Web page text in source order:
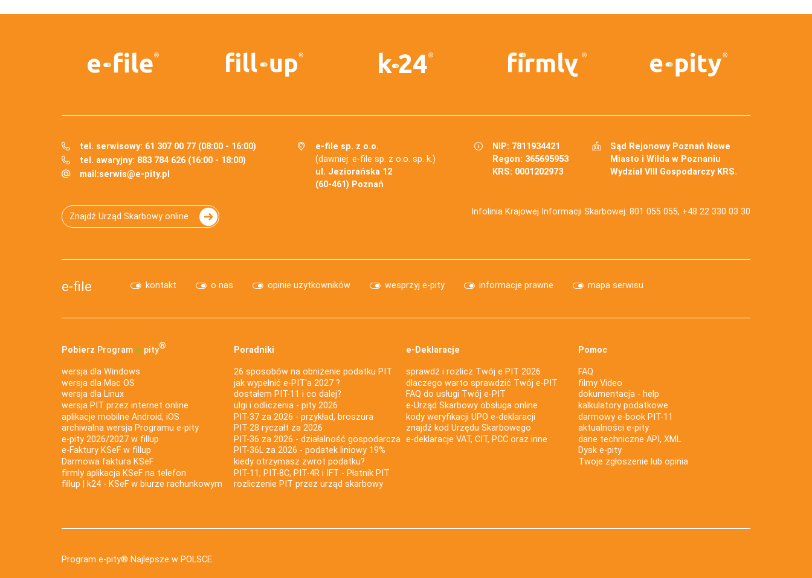
tel. serwisowy: 61 307 00 77 (08:00 - 16:00)
tel. awaryjny: 883 784 626 (16:00 - 18:00)
mail:serwis@e-pity.pl
e-file sp. z o.o.
(dawniej: e-file sp. z o.o. sp. k.)
ul. Jeziorańska 12
(60-461) Poznań
NIP: 7811934421
Regon: 365695953
KRS: 0001202973
Sąd Rejonowy Poznań Nowe
Miasto i Wilda w Poznaniu
Wydział VIII Gospodarczy KRS.
Znajdź Urząd Skarbowy online Infolinia Krajowej Informacji Skarbowej: 801 055 055, +48 22 330 03 30
e-file kontakt o nas opinie użytkowników wesprzyj e-pity informacje prawne mapa serwisu
Pobierz Program e‑pity®
wersja dla Windows
wersja dla Mac OS
wersja dla Linux
wersja PIT przez internet online
aplikacje mobilne Android, iOS
archiwalna wersja Programu e-pity
e-pity 2026/2027 w fillup
e‑Faktury KSeF w fillup
Darmowa faktura KSeF
firmly aplikacja KSeF na telefon
fillup | k24 - KSeF w biurze rachunkowym
Poradniki
26 sposobów na obniżenie podatku PIT
jak wypełnić e-PIT'a 2027 ?
dostałem PIT-11 i co dalej?
ulgi i odliczenia - pity 2026
PIT-37 za 2026 - przykład, broszura
PIT-28 ryczałt za 2026
PIT-36 za 2026 - działalność gospodarcza
PIT-36L za 2026 - podatek liniowy 19%
kiedy otrzymasz zwrot podatku?
PIT-11, PIT-8C, PIT-4R i IFT - Płatnik PIT
rozliczenie PIT przez urząd skarbowy
e-Deklaracje
sprawdź i rozlicz Twój e PIT 2026
dlaczego warto sprawdzić Twój e-PIT
FAQ do usługi Twój e-PIT
e-Urząd Skarbowy obsługa online
kody weryfikacji UPO e-deklaracji
znajdź kod Urzędu Skarbowego
e-deklaracje VAT, CIT, PCC oraz inne
Pomoc
FAQ
filmy Video
dokumentacja - help
kalkulatory podatkowe
darmowy e-book PIT-11
aktualności e-pity
dane techniczne API, XML
Dysk e-pity
Twoje zgłoszenie lub opinia
Program e-pity® Najlepsze w POLSCE.